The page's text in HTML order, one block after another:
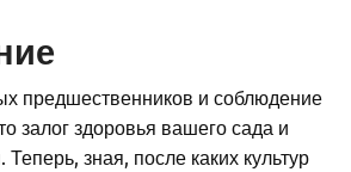
предшественников и соблюдение
залог здоровья вашего сада и
зная, после каких культур